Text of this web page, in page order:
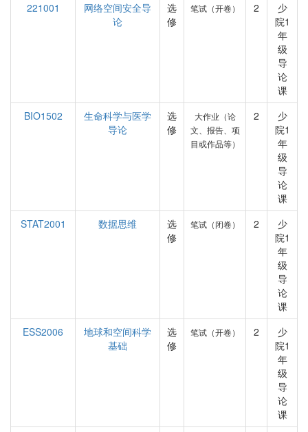
221001
网络空间安全导
论
选
修
笔试（开卷） 2
少
院1
年
级
导
论
课
BIO1502
生命科学与医学
导论
选
修
大作业（论
文、报告、项
目或作品等）
2
少
院1
年
级
导
论
课
STAT2001
数据思维
选
修
笔试（闭卷） 2
少
院1
年
级
导
论
课
ESS2006
地球和空间科学
基础
选
修
笔试（开卷） 2
少
院1
年
级
导
论
课